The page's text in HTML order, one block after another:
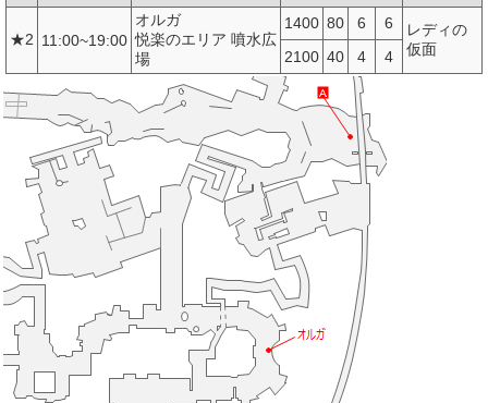
★2 11:00~19:00
オルガ
悦楽のエリア 噴水広
場
1400 80 6 6
レディの
仮面
2100 40 4 4